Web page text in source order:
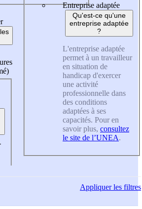
Entreprise adaptée
Qu'est-ce qu'une
entreprise adaptée
?
L'entreprise adaptée
permet à un travailleur
en situation de
handicap d'exercer
une activité
professionnelle dans
des conditions
adaptées à ses
capacités. Pour en
savoir plus, consultez
le site de l’UNEA.
Appliquerles filtres